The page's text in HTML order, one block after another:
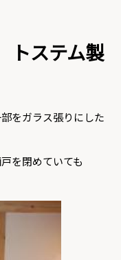
ステム製
をガラス張りにした
を閉めていても